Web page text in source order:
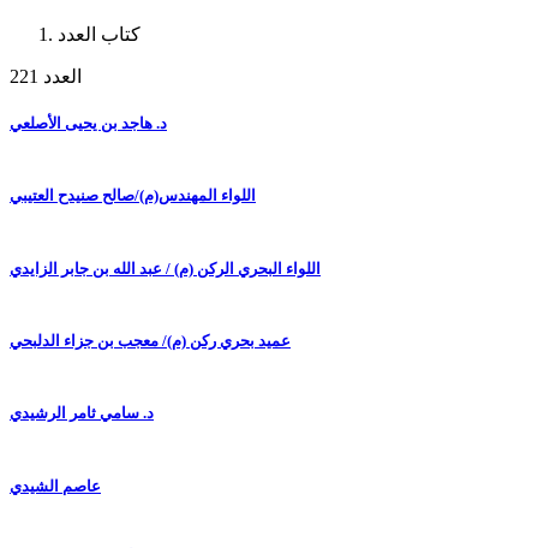
كتاب العدد
العدد 221
د. هاجد بن يحيى الأصلعي
اللواء المهندس(م)/صالح صنيدح العتيبي
اللواء البحري الركن (م) / عبد الله بن جابر الزايدي
عميد بحري ركن (م)/ معجب بن جزاء الدلبحي
د. سامي ثامر الرشيدي
عاصم الشيدي